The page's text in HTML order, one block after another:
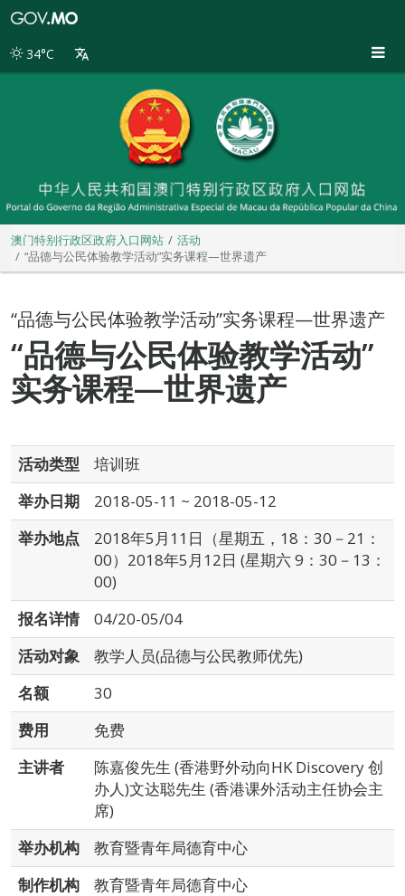
别
34°C
澳门特别行政区政府入口网站
活动
“品德与公民体验教学活动”实务课程—世界遗产
“品德与公民体验教学活动”实务课程—世界遗产
“品德与公民体验教学活动”
实务课程—世界遗产
活动类型
培训班
举办日期
2018-05-11 ~ 2018-05-12
举办地点
2018年5月11日（星期五，18：30－21：
00）2018年5月12日 (星期六 9：30－13：
00)
报名详情
04/20-05/04
活动对象
教学人员(品德与公民教师优先)
名额
30
费用
免费
主讲者
陈嘉俊先生 (香港野外动向HK Discovery 创
办人)文达聪先生 (香港课外活动主任协会主
席)
举办机构
教育暨青年局德育中心
制作机构
教育暨青年局德育中心